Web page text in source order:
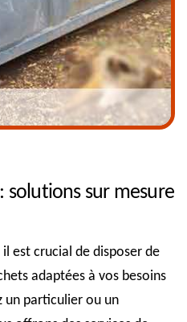
solutions sur mesure
est crucial de disposer de
adaptées à vos besoins
un particulier ou un